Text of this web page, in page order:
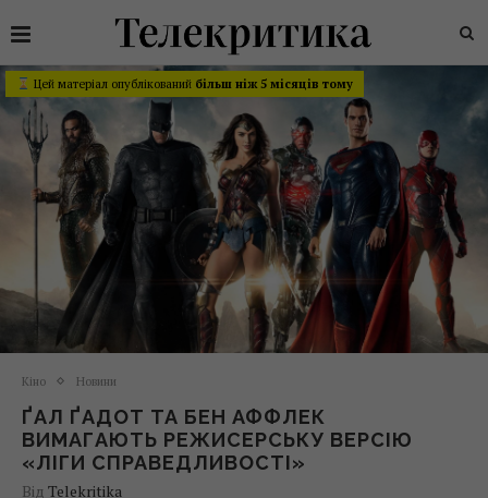
Цей матеріал опублікований більш ніж 5 місяців тому
Кіно Новини
ҐАЛ ҐАДОТ ТА БЕН АФФЛЕК
ВИМАГАЮТЬ РЕЖИСЕРСЬКУ ВЕРСІЮ
«ЛІГИ СПРАВЕДЛИВОСТІ»
Від Telekritika